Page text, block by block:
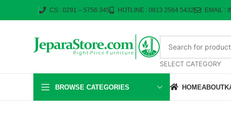
CS : 0291 – 5756 345 HOTLINE : 0813 2564 5432 EMAIL :
SELECT CATEGORY
BROWSE CATEGORIES HOMEABOUT